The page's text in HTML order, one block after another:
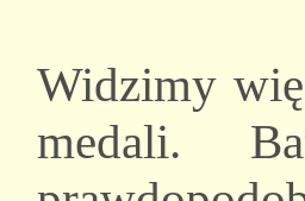
Widzimy
medali.